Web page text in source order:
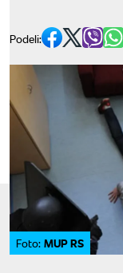
Podeli:
Foto: MUP RS